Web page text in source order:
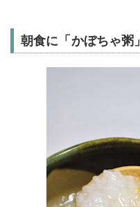
朝食に「かぼちゃ粥